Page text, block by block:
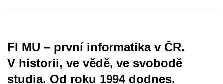
FI MU – první informatika v ČR.
V historii, ve vědě, ve svobodě
studia. Od roku 1994 dodnes.